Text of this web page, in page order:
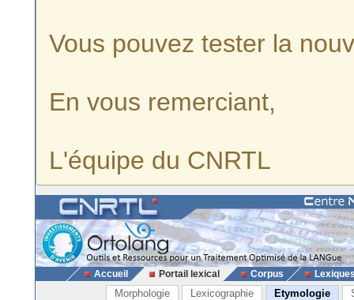
Vous pouvez tester la
En vous remerciant,
L'équipe du CNRTL
Accueil Portail lexical Corpus
Morphologie Lexicographie Etymologie